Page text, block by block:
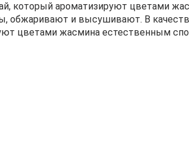
который ароматизируют цветами
и высушивают. В
цветами жасмина естественным